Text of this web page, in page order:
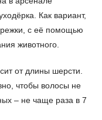
Как вариант,
с её помощью
животного.
от длины шерсти.
чтобы волосы не
– не чаще раза в 7